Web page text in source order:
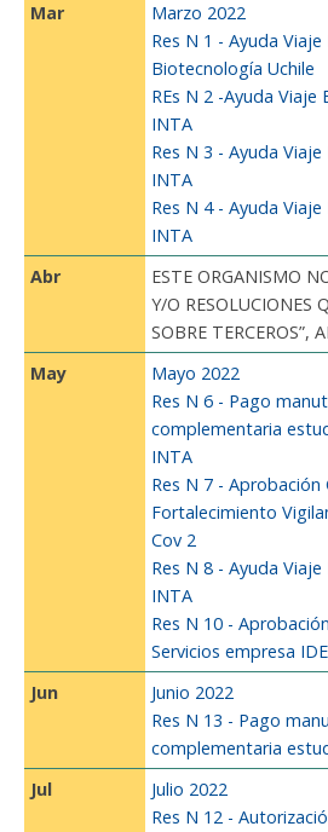
Mar
Marzo 2022
Res N 1 - Ayuda
Biotecnología Uchile
REs N 2 -Ayuda
INTA
Res N 3 - Ayuda
INTA
Res N 4 - Ayuda
INTA
Abr
ESTE ORGANISMO
Y/O RESOLUCIONES
SOBRE TERCEROS”,
May
Mayo 2022
Res N 6 - Pago
complementaria
INTA
Res N 7 -
Fortalecimiento
Cov 2
Res N 8 - Ayuda
INTA
Res N 10 -
Servicios empresa
Jun
Junio 2022
Res N 13 - Pago
complementaria
Jul
Julio 2022
Res N 12 -